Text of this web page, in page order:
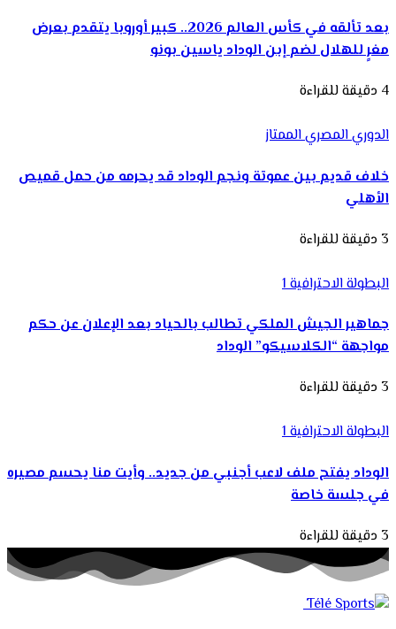
بعد تألقه في كأس العالم 2026.. كبير أوروبا يتقدم بعرض
مغرٍ للهلال لضم إبن الوداد ياسين بونو
4 دقيقة للقراءة
الدوري المصري الممتاز
خلاف قديم بين عموتة ونجم الوداد قد يحرمه من حمل قميص
الأهلي
3 دقيقة للقراءة
البطولة الاحترافية 1
جماهير الجيش الملكي تطالب بالحياد بعد الإعلان عن حكم
مواجهة “الكلاسيكو” الوداد
3 دقيقة للقراءة
البطولة الاحترافية 1
الوداد يفتح ملف لاعب أجنبي من جديد.. وأيت منا يحسم مصيره
في جلسة خاصة
3 دقيقة للقراءة